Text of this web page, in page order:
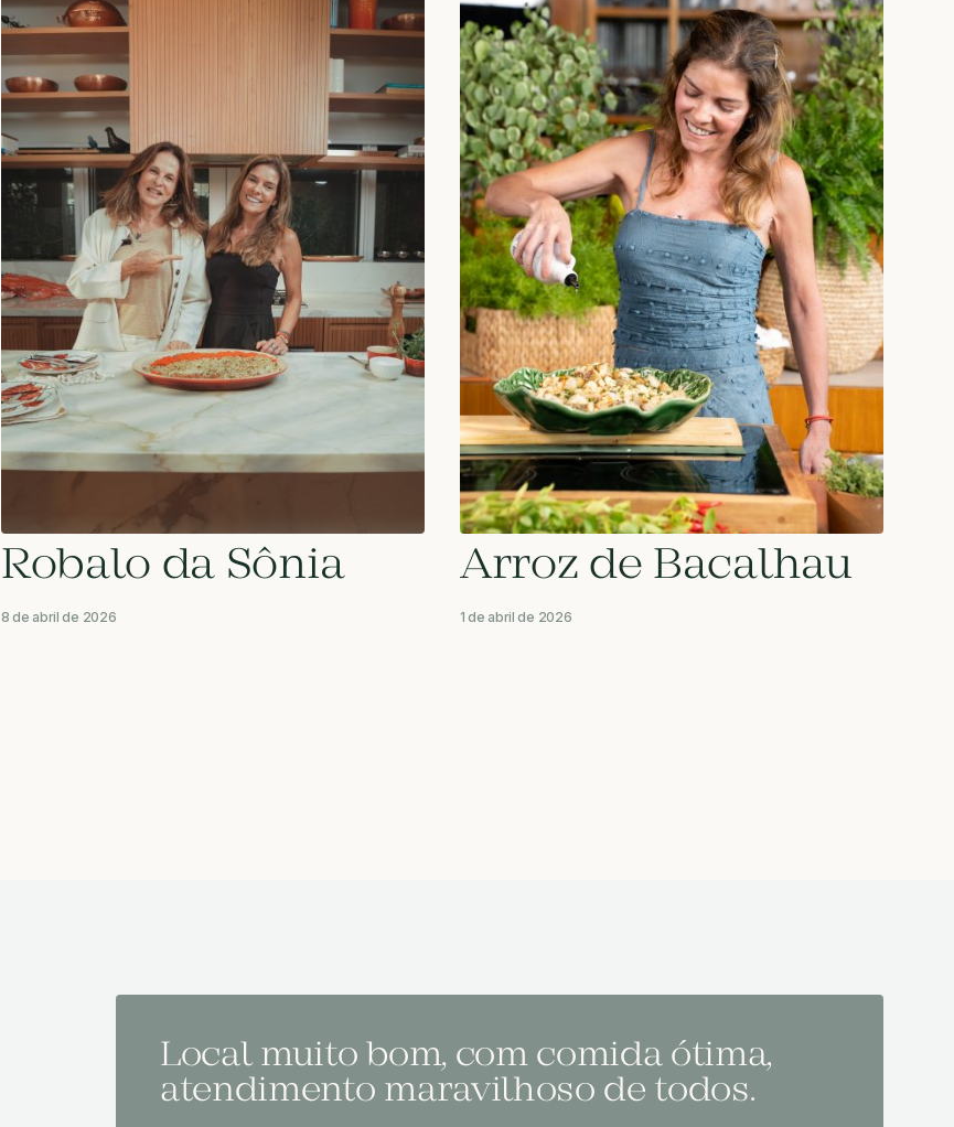
Robalo da Sônia
8 de abril de 2026
Arroz de Bacalhau
1 de abril de 2026
Local muito bom, com comida ótima,
atendimento maravilhoso de todos.